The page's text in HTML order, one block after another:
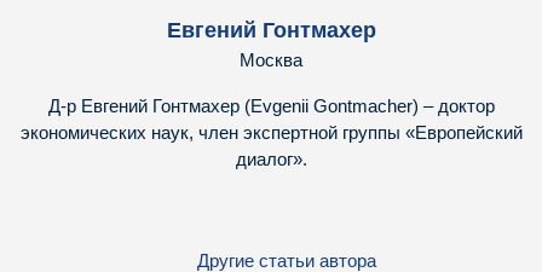
Евгений Гонтмахер
Москва
Д-р Евгений Гонтмахер (Evgenii Gontmacher) – доктор
экономических наук, член экспертной группы «Европейский
диалог».
Другие статьи автора